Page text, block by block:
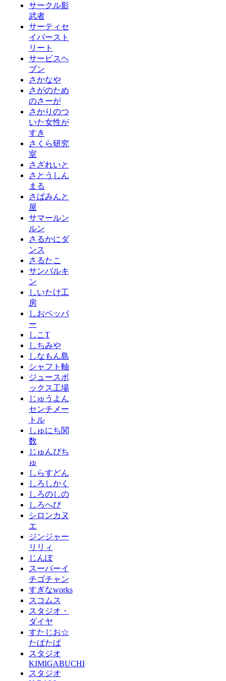
サークル影
武者
サーティセ
イバースト
リート
サービスヘ
ブン
さかなや
さがのため
のさーが
さかりのつ
いた女性が
すき
さくら研究
室
さざれいと
さとうしん
まる
さばみんと
屋
サマールン
ルン
さるかにダ
ンス
さるたこ
サンバルキ
ン
しいたけ工
房
しおペッパ
ー
しこT
しちみや
しなもん島
シャフト軸
ジュースボ
ックス工場
じゅうよん
センチメー
トル
しゅにち関
数
じゅんぴち
ゅ
しらすどん
しろしかく
しろのしの
しろへび
シロンカヌ
エ
ジンジャー
リリィ
じんぽ
スーパーイ
チゴチャン
すぎなworks
スコムス
スタジオ・
ダイヤ
すたじお☆
たぱたぱ
スタジオ
KIMIGABUCHI
スタジオ